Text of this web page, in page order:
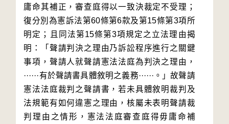
庸命其補正，審查庭得以一致決裁定不受理；
復分別為憲訴法第60條第6款及第15條第3項所
明定；且同法第15條第3項規定之立法理由揭
明：「聲請判決之理由乃訴訟程序進行之關鍵
事項，聲請人就聲請憲法法庭為判決之理由，
······有於聲請書具體敘明之義務······。」故聲請
憲法法庭裁判之聲請書，若未具體敘明裁判及
法規範有如何違憲之理由，核屬未表明聲請裁
判理由之情形，憲法法庭審查庭得毋庸命補